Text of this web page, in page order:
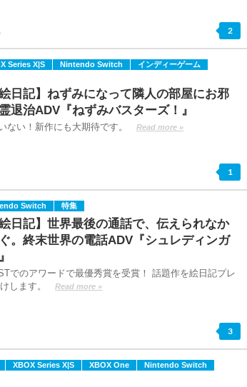
2
Series X|S Nintendo Switch
インディーゲーム
日記】ねずみになって隣人の部屋にお邪
退治ADV『ねずみバスターズ！』
ない！新作にも大期待です。 Read more »
1
Switch 特集
日記】世界最後の通話で、伝えられなか
。終末世界の電話ADV『シュレディンガ
でのアワードで最優秀賞を受賞！ 話題作を絵日記プレ
します。
Read more »
3
XBOX Series X|S XBOX One
Nintendo Switch